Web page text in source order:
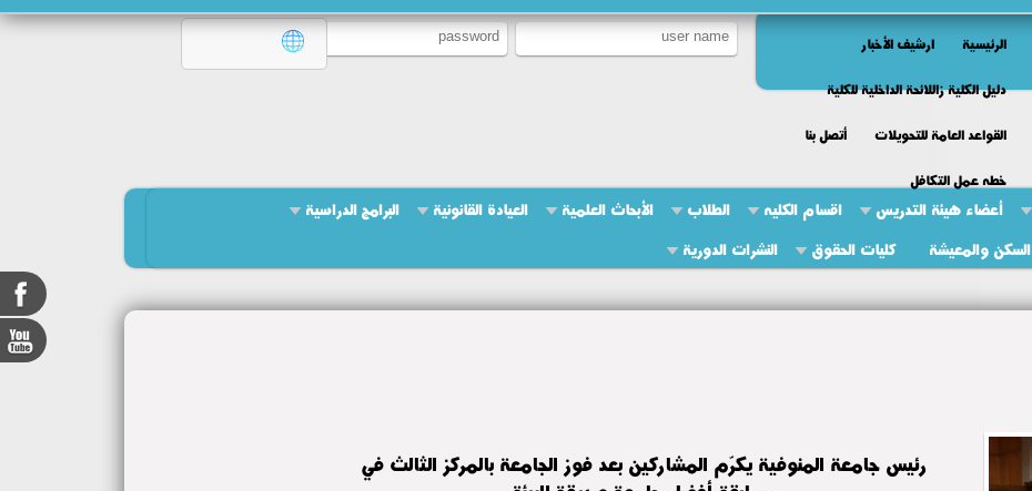
الرئيسية
ارشيف الأخبار
دليل الكلية زاللائحة الداخلية للكلية
القواعد العامة للتحويلات
أتصل بنا
خطه عمل التكافل
أعضاء هيئة التدريس اقسام الكليه الطلاب الأبحاث العلمية العيادة القانونية
البرامج الدراسية
السكن والمعيشة كليات الحقوق النشرات الدورية
رئيس جامعة المنوفية يكرّم المشاركين بعد فوز الجامعة بالمركز الثالث في